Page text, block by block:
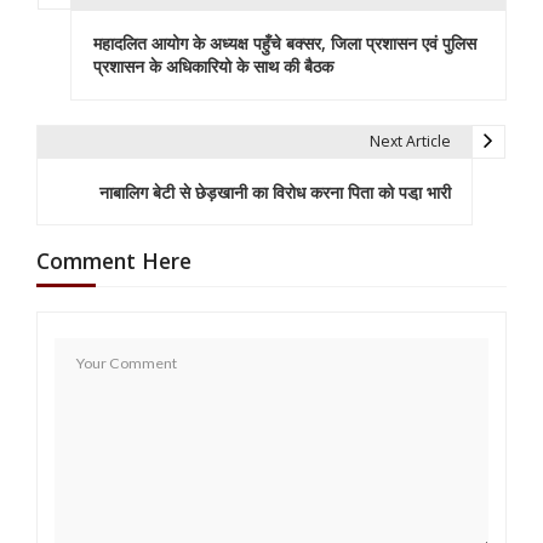
v
महादलित आयोग के अध्यक्ष पहुँचे बक्सर, जिला प्रशासन एवं पुलिस
प्रशासन के अधिकारियो के साथ की बैठक
Next Article
नाबालिग बेटी से छेड़खानी का विरोध करना पिता को पडा़ भारी
Comment Here